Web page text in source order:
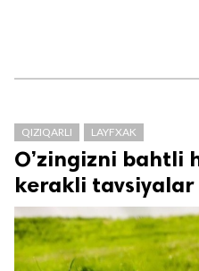
QIZIQARLI LAYFXAK
O’zingizni bahtli
kerakli tavsiyalar